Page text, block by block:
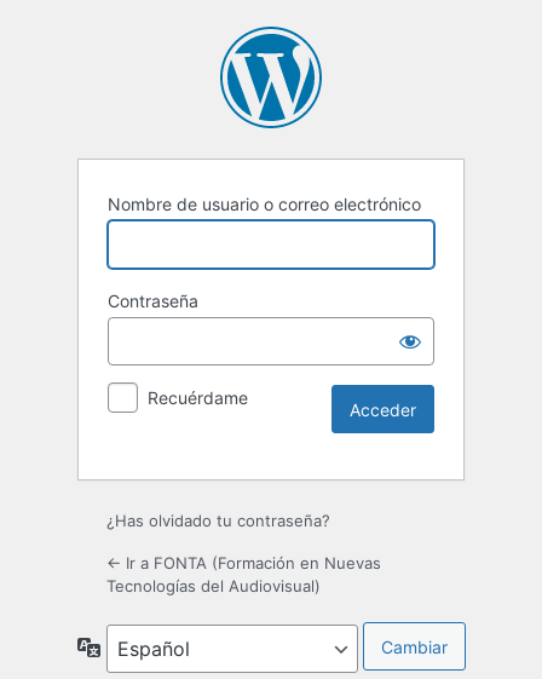
Nombre de usuario o correo electrónico
Contraseña
Recuérdame
¿Has olvidado tu contraseña?
← Ir a FONTA (Formación en Nuevas
Tecnologías del Audiovisual)
Idioma